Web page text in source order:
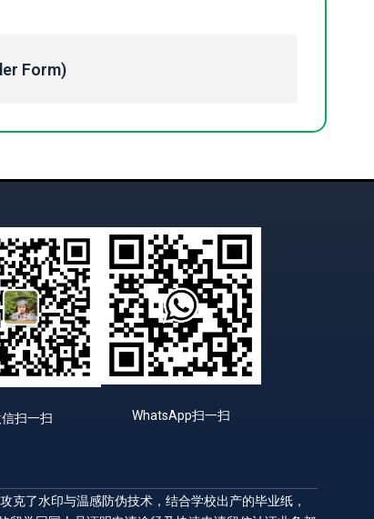
Form)
扫一扫 WhatsApp扫一扫
了水印与温感防伪技术，结合学校出产的毕业纸，